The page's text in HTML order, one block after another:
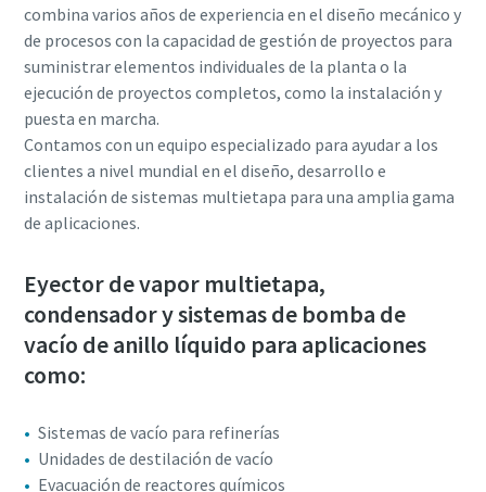
combina varios años de experiencia en el diseño mecánico y
de procesos con la capacidad de gestión de proyectos para
suministrar elementos individuales de la planta o la
ejecución de proyectos completos, como la instalación y
puesta en marcha.
Contamos con un equipo especializado para ayudar a los
clientes a nivel mundial en el diseño, desarrollo e
instalación de sistemas multietapa para una amplia gama
de aplicaciones.
Eyector de vapor multietapa,
condensador y sistemas de bomba de
vacío de anillo líquido para aplicaciones
como:
Sistemas de vacío para refinerías
Unidades de destilación de vacío
Evacuación de reactores químicos